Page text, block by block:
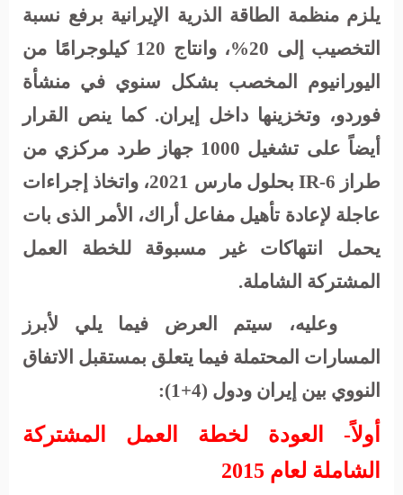
يلزم منظمة الطاقة الذرية الإيرانية برفع نسبة
التخصيب إلى 20%، وانتاج 120 كيلوجرامًا من
اليورانيوم المخصب بشكل سنوي في منشأة
فوردو، وتخزينها داخل إيران. كما ينص القرار
أيضاً على تشغيل 1000 جهاز طرد مركزي من
طراز IR-6
بحلول مارس 2021، واتخاذ إجراءات
عاجلة لإعادة تأهيل مفاعل أراك، الأمر الذى بات
يحمل انتهاكات غير مسبوقة للخطة العمل
المشتركة الشاملة.
وعليه، سيتم العرض فيما يلي لأبرز
المسارات المحتملة فيما يتعلق بمستقبل الاتفاق
النووي بين إيران ودول (4+1):
أولاً- العودة لخطة العمل المشتركة
الشاملة لعام 2015